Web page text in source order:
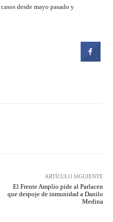
desde mayo pasado y
ARTÍCULO SIGUIENTE
El Frente Amplio pide al Parlacen
que despoje de inmunidad a Danilo
Medina